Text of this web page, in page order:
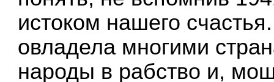
истоком нашего
овладела многими
народы в рабство и,